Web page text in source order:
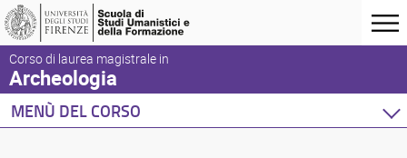
Corso di laurea magistrale in
Archeologia
MENÙ DEL CORSO